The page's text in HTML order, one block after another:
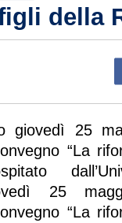
della
giovedì 25
“La
25
“La